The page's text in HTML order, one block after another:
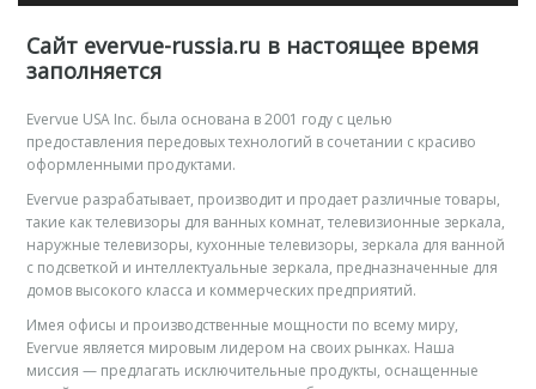
Сайт evervue-russia.ru в настоящее время
заполняется
Evervue USA Inc. была основана в 2001 году с целью
предоставления передовых технологий в сочетании с красиво
оформленными продуктами.
Evervue разрабатывает, производит и продает различные товары,
такие как телевизоры для ванных комнат, телевизионные зеркала,
наружные телевизоры, кухонные телевизоры, зеркала для ванной
с подсветкой и интеллектуальные зеркала, предназначенные для
домов высокого класса и коммерческих предприятий.
Имея офисы и производственные мощности по всему миру,
Evervue является мировым лидером на своих рынках. Наша
миссия — предлагать исключительные продукты, оснащенные